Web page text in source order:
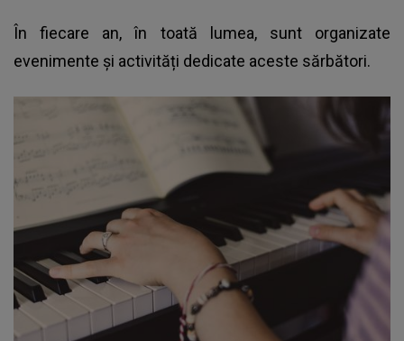
În fiecare an, în toată lumea, sunt organizate
evenimente și activități dedicate aceste sărbători.